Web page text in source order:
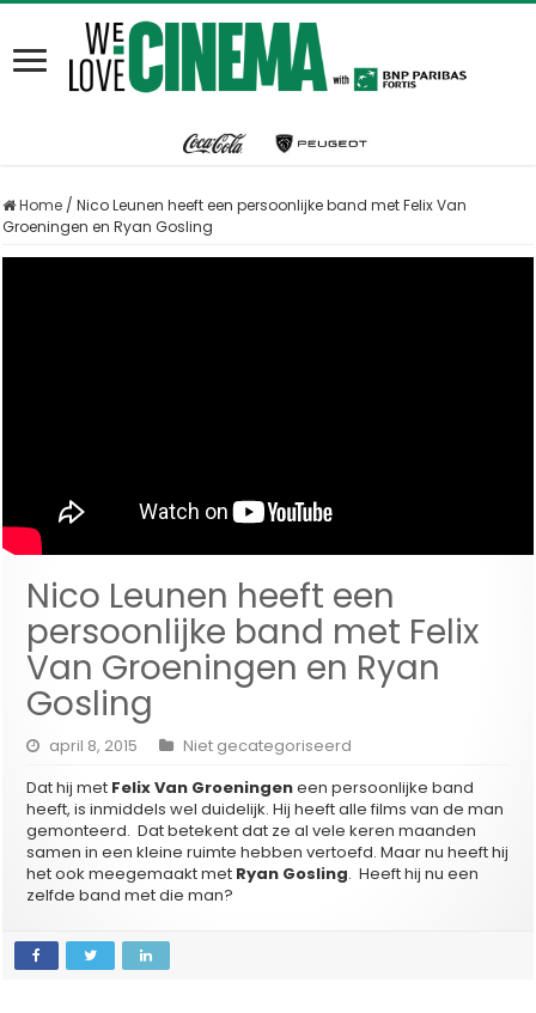
Home / Nico Leunen heeft een persoonlijke band met Felix Van
Groeningen en Ryan Gosling
Nico Leunen heeft een
persoonlijke band met Felix
Van Groeningen en Ryan
Gosling
april 8, 2015
Niet gecategoriseerd
Dat hij met Felix Van Groeningeneen persoonlijke band
heeft, is inmiddels wel duidelijk. Hij heeft alle films van de man
gemonteerd. Dat betekent dat ze al vele keren maanden
samen in een kleine ruimte hebben vertoefd. Maar nu heeft hij
het ook meegemaakt met Ryan Gosling. Heeft hij nu een
zelfde band met die man?